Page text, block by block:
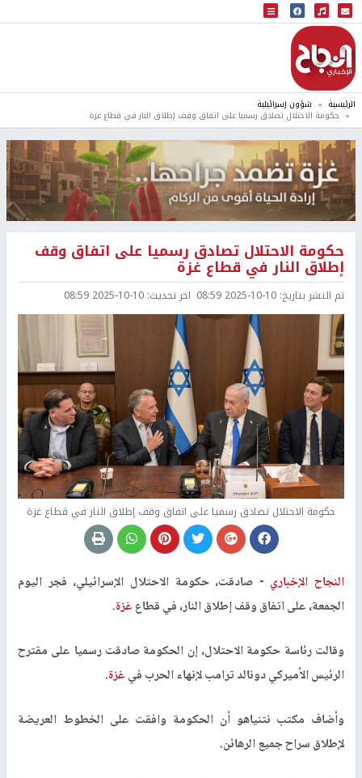
البث المباشر
إذاعة النجاح
الرئيسية شؤون إسرائيلية
حكومة الاحتلال تصادق رسميا على اتفاق وقف إطلاق النار في قطاع غزة
حكومة الاحتلال تصادق رسميا على اتفاق وقف
إطلاق النار في قطاع غزة
تم النشر بتاريخ: 2025-10-10 08:59 اخر تحديث: 2025-10-10 08:59
حكومة الاحتلال تصادق رسميا على اتفاق وقف إطلاق النار في قطاع غزة
النجاح الإخباري - صادقت، حكومة الاحتلال الإسرائيلي، فجر اليوم
الجمعة، على اتفاق وقف إطلاق النار، في قطاعغزة.
وقالت رئاسة حكومة الاحتلال، إن الحكومة صادقت رسميا على مقترح
الرئيس الأميركي دونالد ترامب لإنهاء الحرب فيغزة.
وأضاف مكتب نتنياهو أن الحكومة وافقت على الخطوط العريضة
لإطلاق سراح جميع الرهائن.